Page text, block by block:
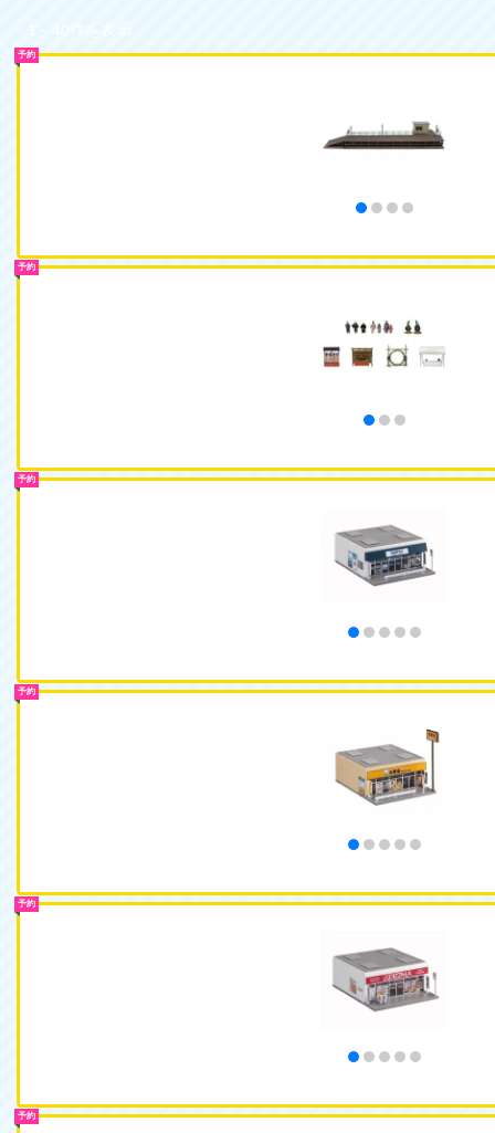
予約
予約
予約
予約
予約
予約